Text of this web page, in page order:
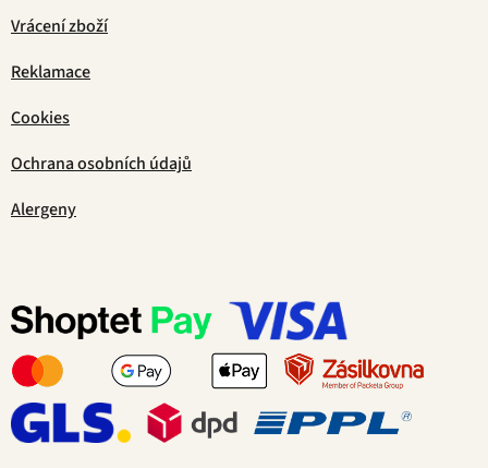
Vrácení zboží
Reklamace
Cookies
Ochrana osobních údajů
Alergeny